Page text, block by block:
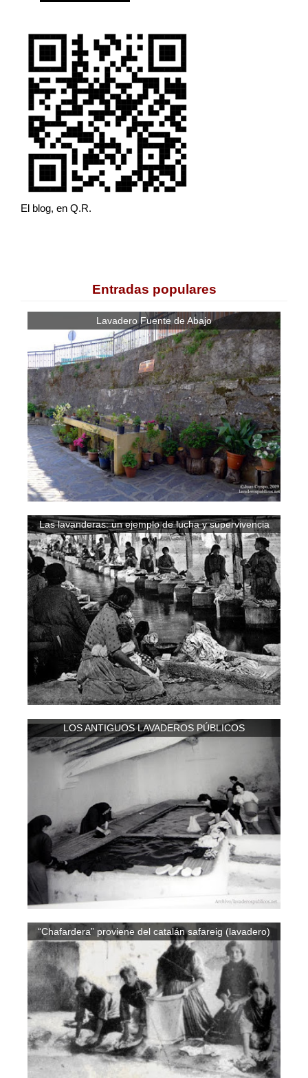
El blog, en Q.R.
Entradas populares
Lavadero Fuente de Abajo
Las lavanderas: un ejemplo de lucha y supervivencia
LOS ANTIGUOS LAVADEROS PÚBLICOS
“Chafardera” proviene del catalán safareig (lavadero)